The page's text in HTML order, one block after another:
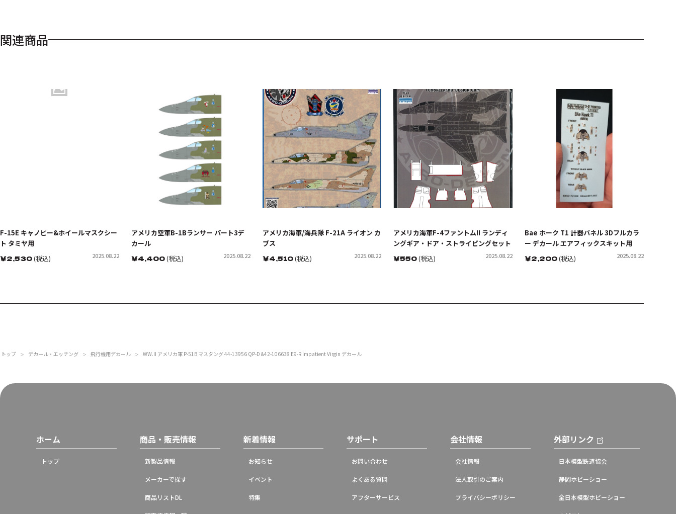
関連商品
F-15E キャノピー&ホイールマスクシー
ト タミヤ用
￥2,530(税込) 2025.08.22
アメリカ空軍B-1Bランサー パート3デ
カール
￥4,400(税込) 2025.08.22
アメリカ海軍/海兵隊 F-21A ライオン カ
ブス
￥4,510(税込) 2025.08.22
アメリカ海軍F-4ファントムII ランディ
ングギア・ドア・ストライピングセット
￥550(税込) 2025.08.22
Bae ホーク T1 計器パネル 3Dフルカラ
ー デカール エアフィックスキット用
￥2,200(税込) 2025.08.22
トップ ＞ デカール・エッチング ＞ 飛行機用デカール ＞ WW.II アメリカ軍 P-51B マスタング 44-13956 QP-D &42-106638 E9-R Impatient Virgin デカール
ホーム
トップ
商品・販売情報
新製品情報
メーカーで探す
商品リストDL
新着情報
お知らせ
イベント
特集
サポート
お問い合わせ
よくある質問
アフターサービス
会社情報
会社情報
法人取引のご案内
プライバシーポリシー
外部リンク
日本模型鉄道協会
静岡ホビーショー
全日本模型ホビーショー